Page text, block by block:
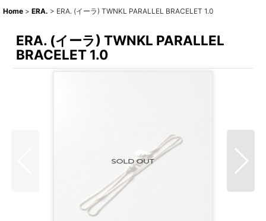
Home > ERA. > ERA. (イーラ) TWNKL PARALLEL BRACELET 1.0
ERA. (イーラ) TWNKL PARALLEL
BRACELET 1.0